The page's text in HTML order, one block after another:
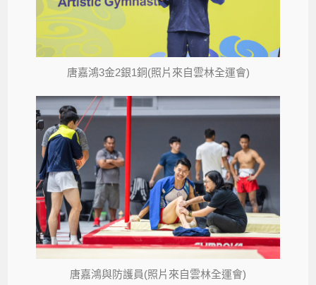
唐嘉鴻3金2銀1銅(照片來自雲林全運會)
唐嘉鴻與防護員(照片來自雲林全運會)